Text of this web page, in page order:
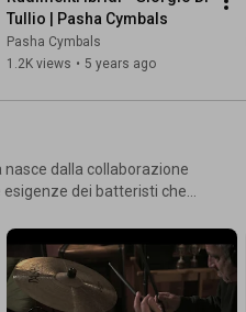
Tullio | Pasha Cymbals
Pasha Cymbals
1.2K views • 5 years ago
dei batteristi che
da overtones e ping